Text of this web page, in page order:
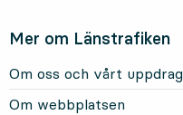
Mer om Länstrafiken
Om oss och vårt uppdrag
Om webbplatsen